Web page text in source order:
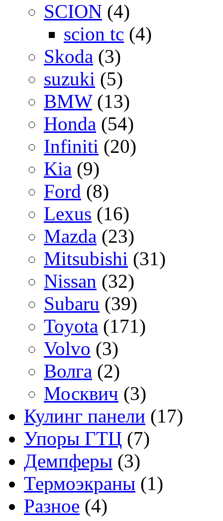
SCION (4)
scion tc (4)
Skoda (3)
suzuki (5)
BMW (13)
Honda (54)
Infiniti (20)
Kia (9)
Ford (8)
Lexus (16)
Mazda (23)
Mitsubishi (31)
Nissan (32)
Subaru (39)
Toyota (171)
Volvo (3)
Волга (2)
Москвич (3)
Кулинг панели (17)
Упоры ГТЦ (7)
Демпферы (3)
Термоэкраны (1)
Разное (4)